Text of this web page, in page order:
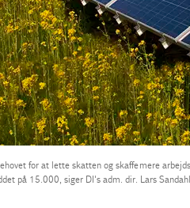
for at lette skatten og skaffe mere
på 15.000, siger DI's adm. dir. Lars